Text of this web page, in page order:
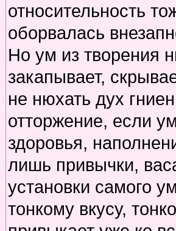
относительность
оборвалась
Но ум из творения
закапывает,
не нюхать дух
отторжение, если
здоровья,
лишь привычки,
установки самого
тонкому вкусу,